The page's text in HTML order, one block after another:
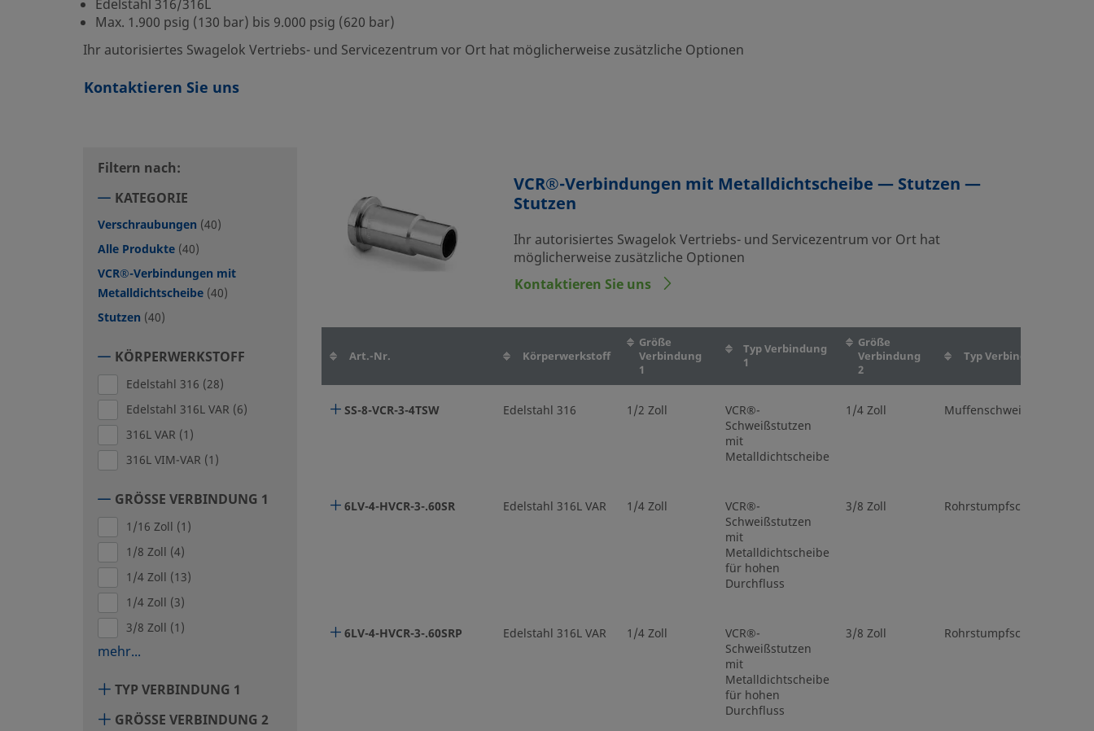
Edelstahl 316/316L
Max. 1.900 psig (130 bar) bis 9.000 psig (620 bar)
Ihr autorisiertes Swagelok Vertriebs- und Servicezentrum vor Ort hat möglicherweise zusätzliche Optionen
Kontaktieren Sie uns
Filtern nach:
KATEGORIE
Verschraubungen (40)
Alle Produkte (40)
VCR®-Verbindungen mit
Metalldichtscheibe (40)
Stutzen (40)
KÖRPERWERKSTOFF
Edelstahl 316 (28)
Edelstahl 316L VAR (6)
316L VAR (1)
316L VIM-VAR (1)
GRÖSSE VERBINDUNG 1
1/16 Zoll (1)
1/8 Zoll (4)
1/4 Zoll (13)
1/4 Zoll (3)
3/8 Zoll (1)
mehr...
TYP VERBINDUNG 1
GRÖSSE VERBINDUNG 2
VCR®-Verbindungen mit Metalldichtscheibe — Stutzen —
Stutzen
Ihr autorisiertes Swagelok Vertriebs- und Servicezentrum vor Ort hat
möglicherweise zusätzliche Optionen
Kontaktieren Sie uns
Art.-Nr. Körperwerkstoff
Größe
Verbindung
1
Typ Verbindung
1
Größe
Verbindung
2
Typ Verbindung 2
SS-8-VCR-3-4TSW Edelstahl 316 1/2 Zoll
VCR®-
Schweißstutzen
mit
Metalldichtscheibe
1/4 Zoll Muffenschweißende
6LV-4-HVCR-3-.60SR Edelstahl 316L VAR 1/4 Zoll
VCR®-
Schweißstutzen
mit
Metalldichtscheibe
für hohen
Durchfluss
3/8 Zoll Rohrstumpfschweißenden
6LV-4-HVCR-3-.60SRP Edelstahl 316L VAR 1/4 Zoll
VCR®-
Schweißstutzen
mit
Metalldichtscheibe
für hohen
Durchfluss
3/8 Zoll Rohrstumpfschweißenden